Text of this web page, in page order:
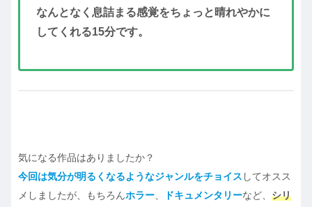
なんとなく息詰まる感覚をちょっと晴れやかに
してくれる15分です。
気になる作品はありましたか？
今回は気分が明るくなるようなジャンルをチョイス してオスス
メしましたが、もちろんホラー ドキュメンタリーなど、 シリ